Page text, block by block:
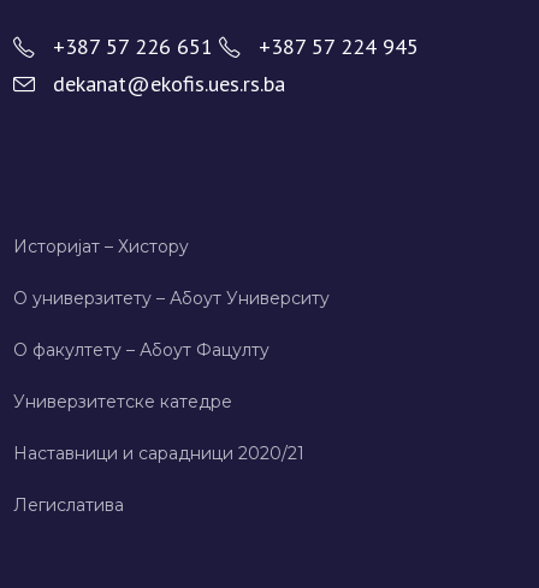
+387 57 226 651
+387 57 224 945
dekanat@ekofis.ues.rs.ba
Историјат – Хисторy
О универзитету – Абоут Университy
О факултету – Абоут Фацултy
Универзитетске катедре
Наставници и сарадници 2020/21
Легислатива